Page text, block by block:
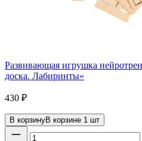
Развивающая игрушка
доска. Лабиринты»
430 ₽
В корзинуВ корзине 1 шт